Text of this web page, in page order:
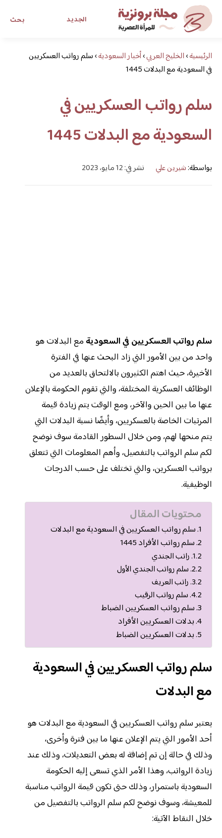
بحث الجديد
مجلة برونزية للفتاة العصريةالرئيسية›الخليج العربي›أخبار السعودية›سلم رواتب العسكريين
في السعودية مع البدلات 1445
سلم رواتب العسكريين في
السعودية مع البدلات 1445
بواسطة:شيرين علي نشر في: 12 مايو، 2023
سلم رواتب العسكريين في السعودية مع البدلات هو
واحد من بين الأمور التي زاد البحث عنها في الفترة
الأخيرة، حيث اهتم الكثيرون بالالتحاق بالعديد من
الوظائف العسكرية المختلفة، والتي تقوم الحكومة بالإعلان
عنها ما بين الحين والآخر، ومع الوقت يتم زيادة قيمة
المرتبات الخاصة بالعسكريين، وأيضًا نسبة البدلات التي
يتم منحها لهم، ومن خلال السطور القادمة سوف نوضح
لكم سلم الرواتب بالتفصيل، وأهم المعلومات التي تتعلق
برواتب العسكرين، والتي تختلف على حسب الدرجات
الوظيفية.
محتويات المقال
سلم رواتب العسكريين في السعودية مع البدلات
سلم رواتب الأفراد 1445
راتب الجندي
سلم رواتب الجندي الأول
راتب العريف
سلم رواتب الرقيب
سلم رواتب العسكريين الضباط
بدلات العسكريين الأفراد
بدلات العسكريين الضباط
سلم رواتب العسكريين في السعودية
مع البدلات
يعتبر سلم رواتب العسكريين في السعودية مع البدلات هو
أحد الأمور التي يتم الإعلان عنها ما بين فترة وأخرى،
وذلك في حالة إن تم إضافة له بعض التعديلات، وذلك عند
زيادة الرواتب، وهذا الأمر الذي تسعى إليه الحكومة
السعودية باستمرار، وذلك حتى تكون قيمة الرواتب مناسبة
للمعيشة، وسوف نوضح لكم سلم الرواتب بالتفصيل من
خلال النقاط الآتية: